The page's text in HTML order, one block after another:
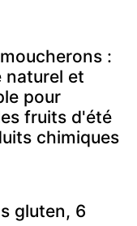
:
naturel et
pour
fruits d'été
chimiques
gluten, 6